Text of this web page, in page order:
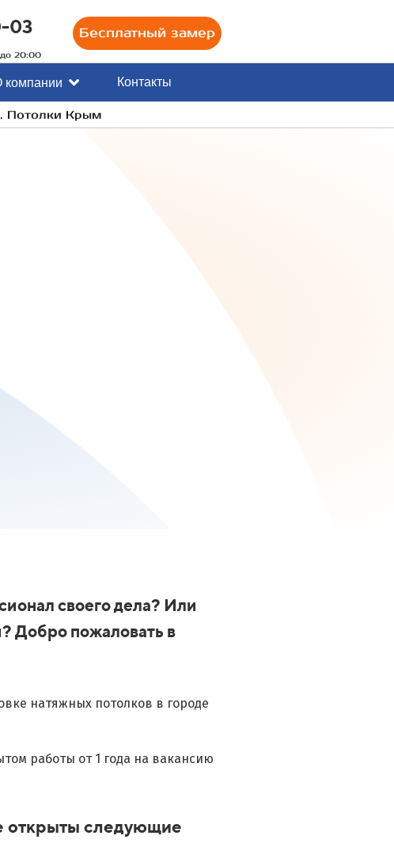
03
20:00
Бесплатный замер
компании Контакты
Потолки Крым
своего дела? Или
Добро пожаловать в
натяжных потолков в городе
работы от 1 года на вакансию
открыты следующие